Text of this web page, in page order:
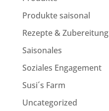
Produkte saisonal
Rezepte & Zubereitung
Saisonales
Soziales Engagement
Susi´s Farm
Uncategorized